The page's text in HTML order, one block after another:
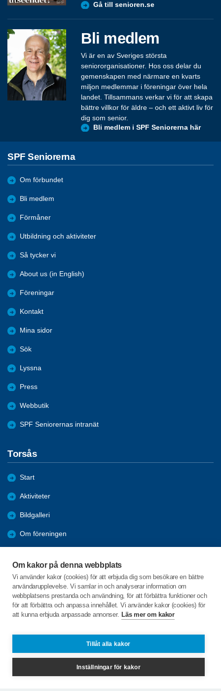
Om kakor på denna webbplats
Vi använder kakor (cookies) för att erbjuda dig som besökare en bättre
användarupplevelse. Vi samlar in och analyserar information om
webbplatsens prestanda och användning, för att förbättra funktioner och
för att förbättra och anpassa innehållet. Vi använder kakor (cookies) för
att kunna erbjuda anpassade annonser. Läs mer om kakor
Tillåt alla kakor
Inställningar för kakor
Gå till senioren.se
Bli medlem
Vi är en av Sveriges största
seniororganisationer. Hos oss delar du
gemenskapen med närmare en kvarts
miljon medlemmar i föreningar över hela
landet. Tillsammans verkar vi för att skapa
bättre villkor för äldre – och ett aktivt liv för
dig som senior.
Bli medlem i SPF Seniorerna här
SPF Seniorerna
Om förbundet
Bli medlem
Förmåner
Utbildning och aktiviteter
Så tycker vi
About us (in English)
Föreningar
Kontakt
Mina sidor
Sök
Lyssna
Press
Webbutik
SPF Seniorernas intranät
Torsås
Start
Aktiviteter
Bildgalleri
Om föreningen
Bli medlem
Nyheter
C/o:Marie Nielsén